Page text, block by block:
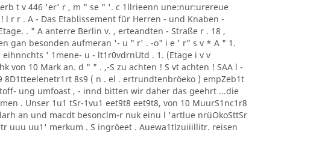
t v 446 'er' r , m " se " '. c 1llrieenn une:nur:urereue
r r . A - Das Etablissement für Herren - und Knaben -
. " A anterre Berlin v. , erteandten - Straße r . 18 ,
gan besonden aufmeran '- u " r' . -o" i e ' r" s v * A " 1.
' 1mene- u - lt1r0vdrnUtd . 1. (Etage i v v
von 10 Mark an. d " " . ,-S zu achten ! S vt achten ! SAA l -
8s9 ( n . el . ertrundtenbröeko ) empZeb1t
ung umfoast , - innd bitten wir daher das geehrt ...die
. Unser 1u1 tSr-1vu1 eet9t8 eet9t8, von 10 MuurS1nc1r8
an und macdt besonclm-r nuk einu l 'artlue nrüOkoSttSr
uuu uu1' merkum . S ingröeet . Auewa1tlzuiiillitr. reisen